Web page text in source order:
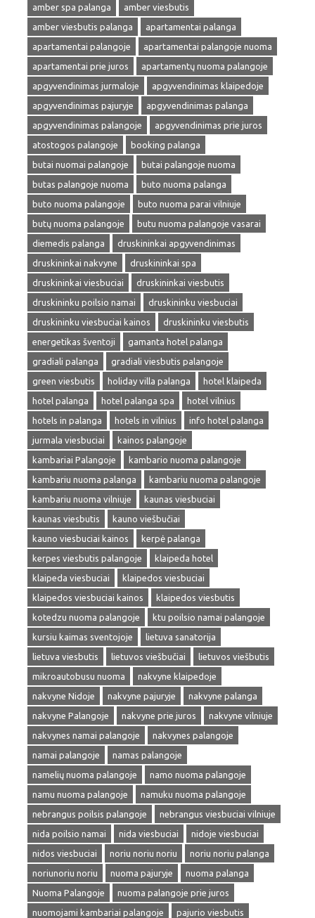
amber spa palanga
amber viesbutis
amber viesbutis palanga
apartamentai palanga
apartamentai palangoje
apartamentai palangoje nuoma
apartamentai prie juros
apartamentų nuoma palangoje
apgyvendinimas jurmaloje
apgyvendinimas klaipedoje
apgyvendinimas pajuryje
apgyvendinimas palanga
apgyvendinimas palangoje
apgyvendinimas prie juros
atostogos palangoje
booking palanga
butai nuomai palangoje
butai palangoje nuoma
butas palangoje nuoma
buto nuoma palanga
buto nuoma palangoje
buto nuoma parai vilniuje
butų nuoma palangoje
butu nuoma palangoje vasarai
diemedis palanga
druskininkai apgyvendinimas
druskininkai nakvyne
druskininkai spa
druskininkai viesbuciai
druskininkai viesbutis
druskininku poilsio namai
druskininku viesbuciai
druskininku viesbuciai kainos
druskininku viesbutis
energetikas šventoji
gamanta hotel palanga
gradiali palanga
gradiali viesbutis palangoje
green viesbutis
holiday villa palanga
hotel klaipeda
hotel palanga
hotel palanga spa
hotel vilnius
hotels in palanga
hotels in vilnius
info hotel palanga
jurmala viesbuciai
kainos palangoje
kambariai Palangoje
kambario nuoma palangoje
kambariu nuoma palanga
kambariu nuoma palangoje
kambariu nuoma vilniuje
kaunas viesbuciai
kaunas viesbutis
kauno viešbučiai
kauno viesbuciai kainos
kerpė palanga
kerpes viesbutis palangoje
klaipeda hotel
klaipeda viesbuciai
klaipedos viesbuciai
klaipedos viesbuciai kainos
klaipedos viesbutis
kotedzu nuoma palangoje
ktu poilsio namai palangoje
kursiu kaimas sventojoje
lietuva sanatorija
lietuva viesbutis
lietuvos viešbučiai
lietuvos viešbutis
mikroautobusu nuoma
nakvyne klaipedoje
nakvyne Nidoje
nakvyne pajuryje
nakvyne palanga
nakvyne Palangoje
nakvyne prie juros
nakvyne vilniuje
nakvynes namai palangoje
nakvynes palangoje
namai palangoje
namas palangoje
namelių nuoma palangoje
namo nuoma palangoje
namu nuoma palangoje
namuku nuoma palangoje
nebrangus poilsis palangoje
nebrangus viesbuciai vilniuje
nida poilsio namai
nida viesbuciai
nidoje viesbuciai
nidos viesbuciai
noriu noriu noriu
noriu noriu palanga
noriunoriu noriu
nuoma pajuryje
nuoma palanga
Nuoma Palangoje
nuoma palangoje prie juros
nuomojami kambariai palangoje
pajurio viesbutis